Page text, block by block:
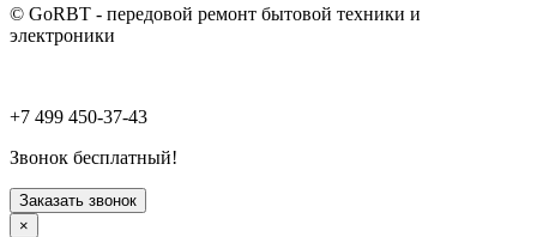
Пущино
Раменское
Руза
Сергиев Посад
Серпухов
Солнечногорск
Старая Купавна
Ступино
© GoRBT - передовой ремонт бытовой техники и
электроники
+7 499 450-37-43
Звонок бесплатный!
Заказать звонок
×